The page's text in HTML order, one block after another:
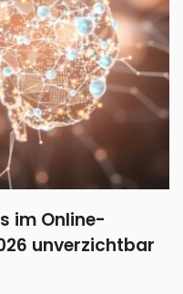
im Online-
unverzichtbar